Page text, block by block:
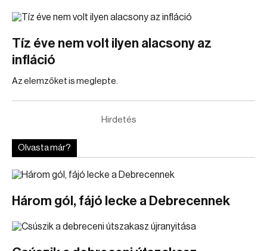
Tíz éve nem volt ilyen alacsony az
infláció
Az elemzőket is meglepte.
Hirdetés
Olvasta már?
Három gól, fájó lecke a Debrecennek